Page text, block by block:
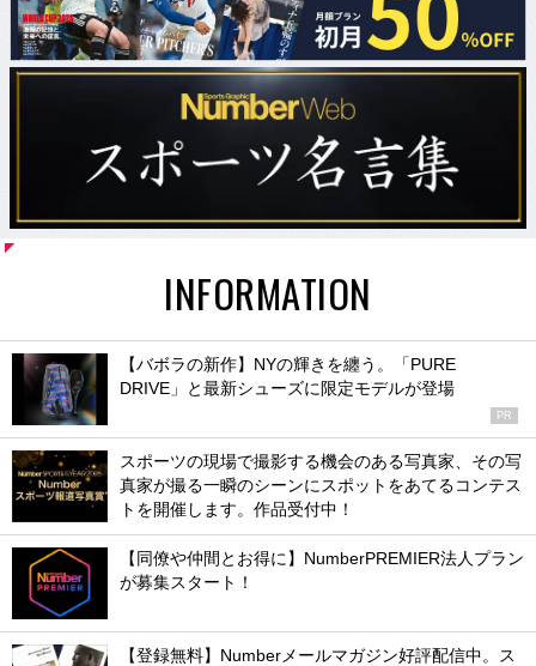
INFORMATION
【バボラの新作】NYの輝きを纏う。「PURE
DRIVE」と最新シューズに限定モデルが登場
PR
スポーツの現場で撮影する機会のある写真家、その写
真家が撮る一瞬のシーンにスポットをあてるコンテス
トを開催します。作品受付中！
【同僚や仲間とお得に】NumberPREMIER法人プラン
が募集スタート！
【登録無料】Numberメールマガジン好評配信中。ス